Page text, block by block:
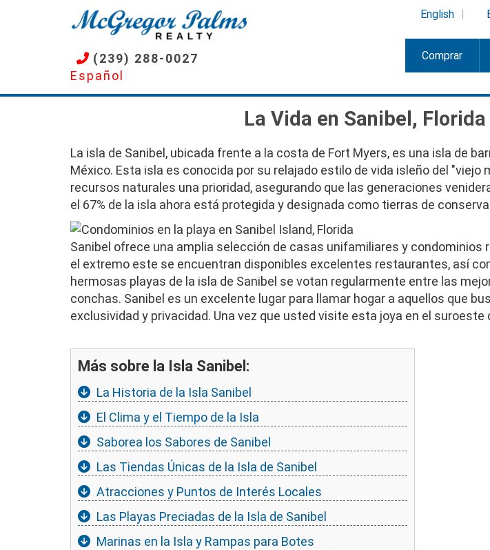
(239) 288-0027
Español
English
Comprar
La Vida en Sanibel,
La isla de Sanibel, ubicada frente a la costa de Fort Myers, es una isla de
México. Esta isla es conocida por su relajado estilo de vida isleño del "viejo
recursos naturales una prioridad, asegurando que las generaciones
el 67% de la isla ahora está protegida y designada como tierras de
Imagen
Sanibel ofrece una amplia selección de casas unifamiliares y
el extremo este se encuentran disponibles excelentes restaurantes, así
hermosas playas de la isla de Sanibel se votan regularmente entre las
conchas. Sanibel es un excelente lugar para llamar hogar a aquellos que
exclusividad y privacidad. Una vez que usted visite esta joya en el suroeste
Más sobre la Isla Sanibel:
La Historia de la Isla Sanibel
El Clima y el Tiempo de la Isla
Saborea los Sabores de Sanibel
Las Tiendas Únicas de la Isla de Sanibel
Atracciones y Puntos de Interés Locales
Las Playas Preciadas de la Isla de Sanibel
Marinas en la Isla y Rampas para Botes